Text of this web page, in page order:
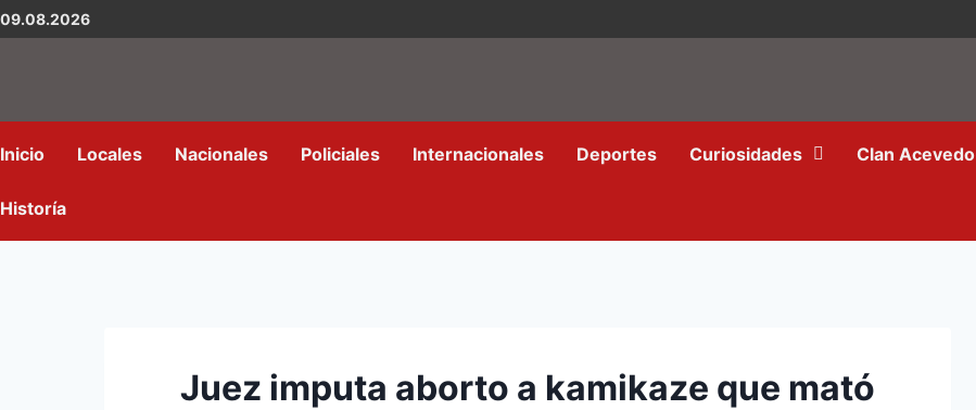
09.08.2026
Inicio Locales Nacionales Policiales Internacionales Deportes Curiosidades Clan Acevedo
Historía
Juez imputa aborto a kamikaze que mató